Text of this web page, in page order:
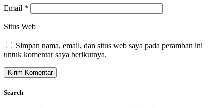
Email *
Situs Web
Simpan nama, email, dan situs web saya pada peramban ini
untuk komentar saya berikutnya.
Search